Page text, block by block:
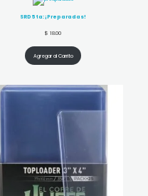
SRD 5ta: ¡Preparadas!
$ 18.00
Agregar al Carrito